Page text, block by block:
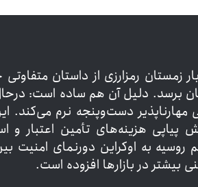
زمستان رمزارزی از داستان
برسد. دلیل آن هم ساده است:
مهارناپذیر دست‌وپنجه نرم می‌کند.
پیاپی هزینه‌های تأمین اعتبار
روسیه به اوکراین دورنمای امنیت
بیشتر در بازارها افزوده است.